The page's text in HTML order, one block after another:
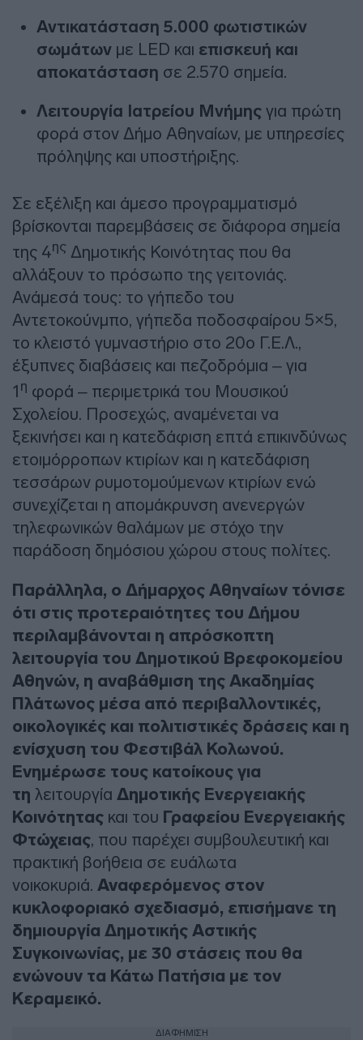
Αντικατάσταση 5.000 φωτιστικών
σωμάτων με LED και επισκευή και
αποκατάσταση σε 2.570 σημεία.
Λειτουργία Ιατρείου Μνήμης για πρώτη
φορά στον Δήμο Αθηναίων, με υπηρεσίες
πρόληψης και υποστήριξης.
Σε εξέλιξη και άμεσο προγραμματισμό
βρίσκονται παρεμβάσεις σε διάφορα σημεία
της 4ης Δημοτικής Κοινότητας που θα
αλλάξουν το πρόσωπο της γειτονιάς.
Ανάμεσά τους: το γήπεδο του
Αντετοκούνμπο, γήπεδα ποδοσφαίρου 5×5,
το κλειστό γυμναστήριο στο 20ο Γ.Ε.Λ.,
έξυπνες διαβάσεις και πεζοδρόμια – για
1 η φορά – περιμετρικά του Μουσικού
Σχολείου. Προσεχώς, αναμένεται να
ξεκινήσει και η κατεδάφιση επτά επικινδύνως
ετοιμόρροπων κτιρίων και η κατεδάφιση
τεσσάρων ρυμοτομούμενων κτιρίων ενώ
συνεχίζεται η απομάκρυνση ανενεργών
τηλεφωνικών θαλάμων με στόχο την
παράδοση δημόσιου χώρου στους πολίτες.
Παράλληλα, ο Δήμαρχος Αθηναίων τόνισε
ότι στις προτεραιότητες του Δήμου
περιλαμβάνονται η απρόσκοπτη
λειτουργία του Δημοτικού Βρεφοκομείου
Αθηνών, η αναβάθμιση της Ακαδημίας
Πλάτωνος μέσα από περιβαλλοντικές,
οικολογικές και πολιτιστικές δράσεις και η
ενίσχυση του Φεστιβάλ Κολωνού.
Ενημέρωσε τους κατοίκους για
τη λειτουργία Δημοτικής Ενεργειακής
Κοινότητας και του Γραφείου Ενεργειακής
Φτώχειας, που παρέχει συμβουλευτική και
πρακτική βοήθεια σε ευάλωτα
νοικοκυριά. Αναφερόμενος στον
κυκλοφοριακό σχεδιασμό, επισήμανε τη
δημιουργία Δημοτικής Αστικής
Συγκοινωνίας, με 30 στάσεις που θα
ενώνουν τα Κάτω Πατήσια με τον
Κεραμεικό.
ΔΙΑΦΗΜΙΣΗ